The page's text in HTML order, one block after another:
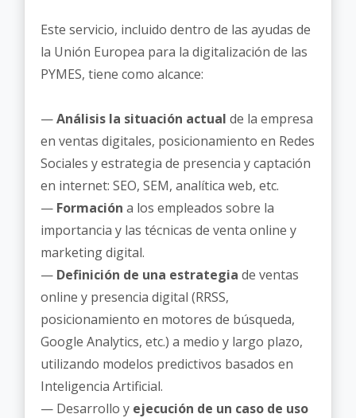
Este servicio, incluido dentro de las ayudas de
la Unión Europea para la digitalización de las
PYMES, tiene como alcance:
—Análisis la situación actual de la empresa
en ventas digitales, posicionamiento en Redes
Sociales y estrategia de presencia y captación
en internet: SEO, SEM, analítica web, etc.
— Formación a los empleados sobre la
importancia y las técnicas de venta online y
marketing digital.
— Definición de una estrategia de ventas
online y presencia digital (RRSS,
posicionamiento en motores de búsqueda,
Google Analytics, etc.) a medio y largo plazo,
utilizando modelos predictivos basados en
Inteligencia Artificial.
— Desarrollo y ejecución de un caso de uso